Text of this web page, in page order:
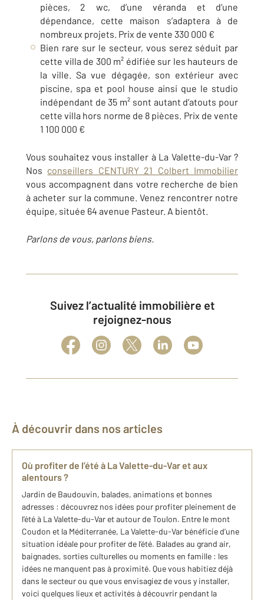
pièces, 2 wc, d’une véranda et d’une
dépendance, cette maison s’adaptera à de
nombreux projets. Prix de vente 330 000 €
Bien rare sur le secteur, vous serez séduit par
cette villa de 300 m² édifiée sur les hauteurs de
la ville. Sa vue dégagée, son extérieur avec
piscine, spa et pool house ainsi que le studio
indépendant de 35 m² sont autant d’atouts pour
cette villa hors norme de 8 pièces. Prix de vente
1 100 000 €
Vous souhaitez vous installer à La Valette-du-Var ?
Nos conseillers CENTURY 21 Colbert Immobilier
vous accompagnent dans votre recherche de bien
à acheter sur la commune. Venez rencontrer notre
équipe, située 64 avenue Pasteur. A bientôt.
Parlons de vous, parlons biens.
Suivez l’actualité immobilière et
rejoignez-nous
À découvrir dans nos articles
Où profiter de l’été à La Valette-du-Var et aux
alentours ?
Jardin de Baudouvin, balades, animations et bonnes
adresses : découvrez nos idées pour profiter pleinement de
l’été à La Valette-du-Var et autour de Toulon. Entre le mont
Coudon et la Méditerranée, La Valette-du-Var bénéficie d’une
situation idéale pour profiter de l’été. Balades au grand air,
baignades, sorties culturelles ou moments en famille : les
idées ne manquent pas à proximité. Que vous habitiez déjà
dans le secteur ou que vous envisagiez de vous y installer,
voici quelques lieux et activités à découvrir pendant la